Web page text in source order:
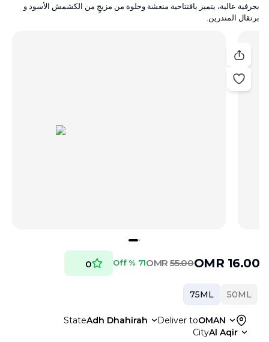
بحرفية عالية، يتميز بافتتاحية منعشة وحلوة من مزيجٍ من الكشمش الأسود و
برتقال المندرين.
OMR 16.00
OMR 55.00
71 % Off
0
50ML
75ML
Deliver toOMAN
StateAdh Dhahirah
CityAl Aqir